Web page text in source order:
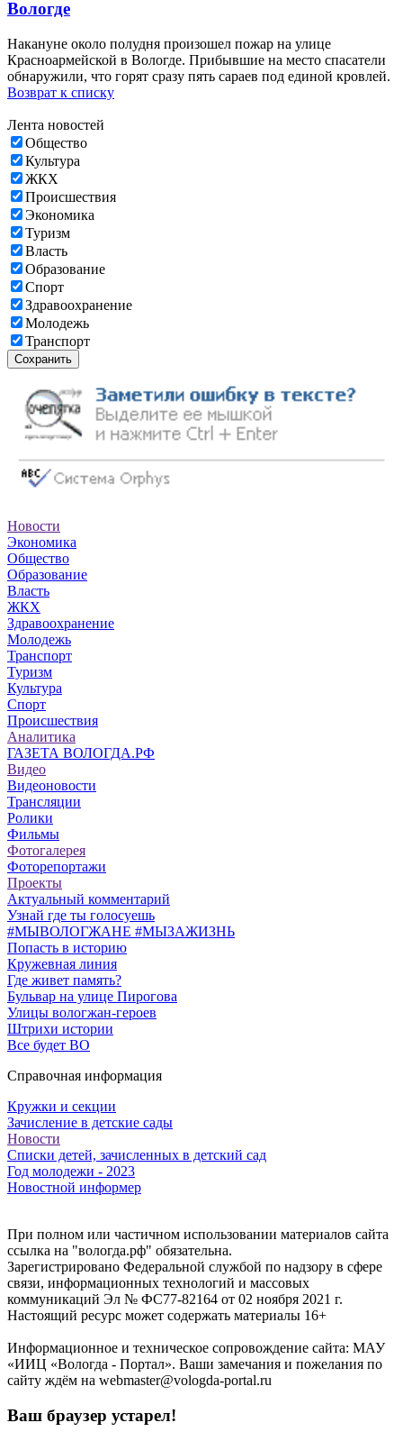
Вологде
Накануне около полудня произошел пожар на улице
Красноармейской в Вологде. Прибывшие на место спасатели
обнаружили, что горят сразу пять сараев под единой кровлей.
Возврат к списку
Лента новостей
Общество
Культура
ЖКХ
Происшествия
Экономика
Туризм
Власть
Образование
Спорт
Здравоохранение
Молодежь
Транспорт
Сохранить
Новости
Экономика
Общество
Образование
Власть
ЖКХ
Здравоохранение
Молодежь
Транспорт
Туризм
Культура
Спорт
Происшествия
Аналитика
ГАЗЕТА ВОЛОГДА.РФ
Видео
Видеоновости
Трансляции
Ролики
Фильмы
Фотогалерея
Фоторепортажи
Проекты
Актуальный комментарий
Узнай где ты голосуешь
#МЫВОЛОГЖАНЕ #МЫЗАЖИЗНЬ
Попасть в историю
Кружевная линия
Где живет память?
Бульвар на улице Пирогова
Улицы вологжан-героев
Штрихи истории
Все будет ВО
Справочная информация
Кружки и секции
Зачисление в детские сады
Новости
Списки детей, зачисленных в детский сад
Год молодежи - 2023
Новостной информер
При полном или частичном использовании материалов сайта
ссылка на "вологда.рф" обязательна.
Зарегистрировано Федеральной службой по надзору в сфере
связи, информационных технологий и массовых
коммуникаций Эл № ФС77-82164 от 02 ноября 2021 г.
Настоящий ресурс может содержать материалы 16+
Информационное и техническое сопровождение сайта: МАУ
«ИИЦ «Вологда - Портал». Ваши замечания и пожелания по
сайту ждём на webmaster@vologda-portal.ru
Ваш браузер устарел!